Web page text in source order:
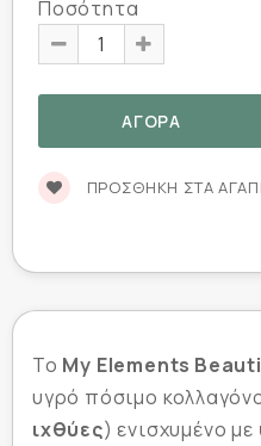
Ποσότητα
ΠΡΟΣΘΉΚΗ ΣΤΑ
Το My Elements
υγρό πόσιμο
ιχθύες) ενισχυμένο με